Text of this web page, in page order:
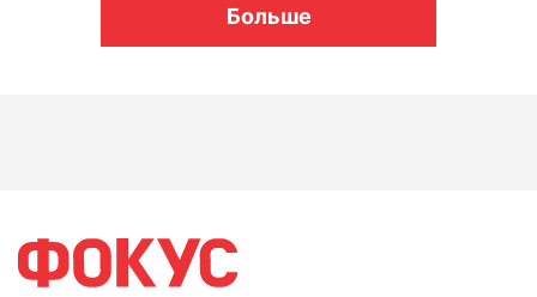
Больше